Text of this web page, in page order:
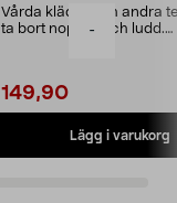
-
Vårda kläder och andra
ta bort noppor och ludd.
149,90
Lägg i varukorg